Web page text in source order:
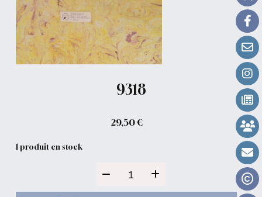
9318
29,50€
1 produit en stock